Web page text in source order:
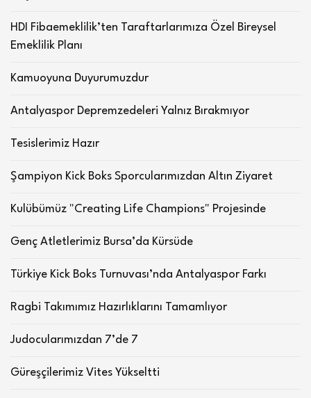
HDI Fibaemeklilik’ten Taraftarlarımıza Özel Bireysel
Emeklilik Planı
Kamuoyuna Duyurumuzdur
Antalyaspor Depremzedeleri Yalnız Bırakmıyor
Tesislerimiz Hazır
Şampiyon Kick Boks Sporcularımızdan Altın Ziyaret
Kulübümüz "Creating Life Champions" Projesinde
Genç Atletlerimiz Bursa’da Kürsüde
Türkiye Kick Boks Turnuvası’nda Antalyaspor Farkı
Ragbi Takımımız Hazırlıklarını Tamamlıyor
Judocularımızdan 7’de 7
Güreşçilerimiz Vites Yükseltti